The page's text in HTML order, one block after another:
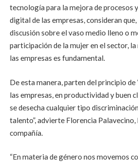
tecnología para la mejora de procesos
digital de las empresas, consideran que,
discusión sobre el vaso medio lleno o
participación de la mujer en el sector,
las empresas es fundamental.
De esta manera, parten del principio de
las empresas, en productividad y buen
se desecha cualquier tipo
talento”, advierte Florencia
compañía.
“En materia de género nos movemos